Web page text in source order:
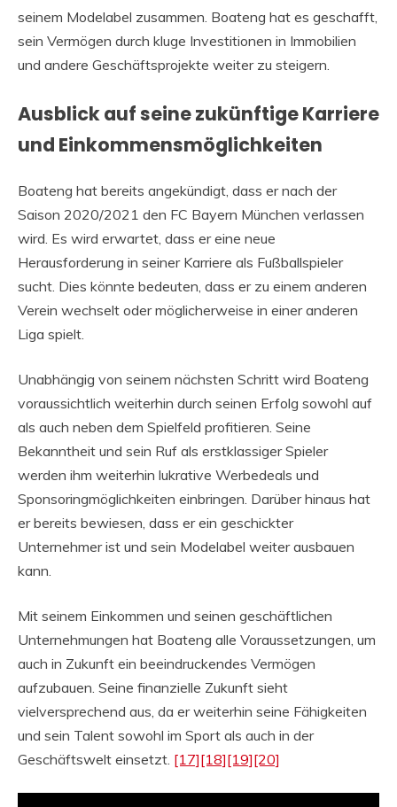
seinem Modelabel zusammen. Boateng hat es geschafft,
sein Vermögen durch kluge Investitionen in Immobilien
und andere Geschäftsprojekte weiter zu steigern.
Ausblick auf seine zukünftige Karriere
und Einkommensmöglichkeiten
Boateng hat bereits angekündigt, dass er nach der
Saison 2020/2021 den FC Bayern München verlassen
wird. Es wird erwartet, dass er eine neue
Herausforderung in seiner Karriere als Fußballspieler
sucht. Dies könnte bedeuten, dass er zu einem anderen
Verein wechselt oder möglicherweise in einer anderen
Liga spielt.
Unabhängig von seinem nächsten Schritt wird Boateng
voraussichtlich weiterhin durch seinen Erfolg sowohl auf
als auch neben dem Spielfeld profitieren. Seine
Bekanntheit und sein Ruf als erstklassiger Spieler
werden ihm weiterhin lukrative Werbedeals und
Sponsoringmöglichkeiten einbringen. Darüber hinaus hat
er bereits bewiesen, dass er ein geschickter
Unternehmer ist und sein Modelabel weiter ausbauen
kann.
Mit seinem Einkommen und seinen geschäftlichen
Unternehmungen hat Boateng alle Voraussetzungen, um
auch in Zukunft ein beeindruckendes Vermögen
aufzubauen. Seine finanzielle Zukunft sieht
vielversprechend aus, da er weiterhin seine Fähigkeiten
und sein Talent sowohl im Sport als auch in der
Geschäftswelt einsetzt. [17][18][19][20]